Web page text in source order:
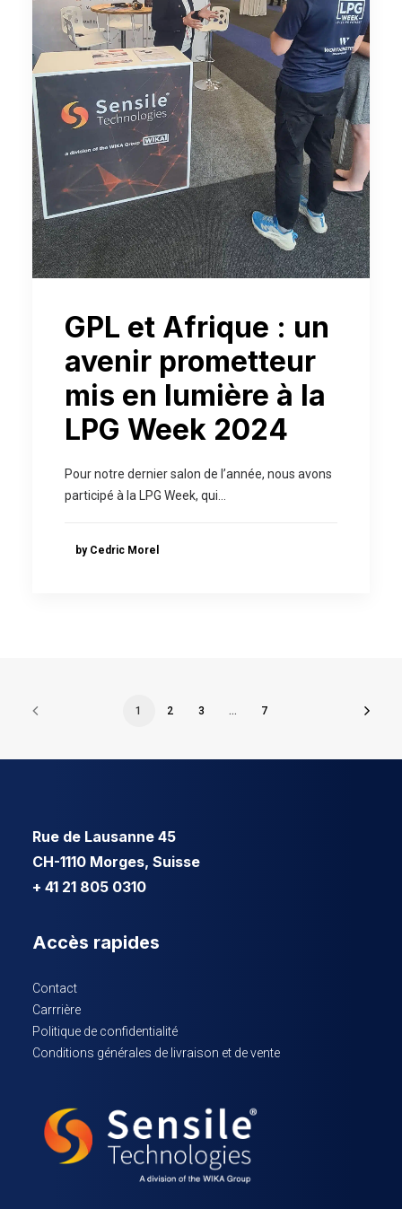
GPL et Afrique : un
avenir prometteur
mis en lumière à la
LPG Week 2024
Pour notre dernier salon de l’année, nous avons
participé à la LPG Week, qui…
by Cedric Morel
1 2 3 … 7
Rue de Lausanne 45
CH-1110 Morges, Suisse
+ 41 21 805 0310
Accès rapides
Contact
Carrrière
Politique de confidentialité
Conditions générales de livraison et de vente